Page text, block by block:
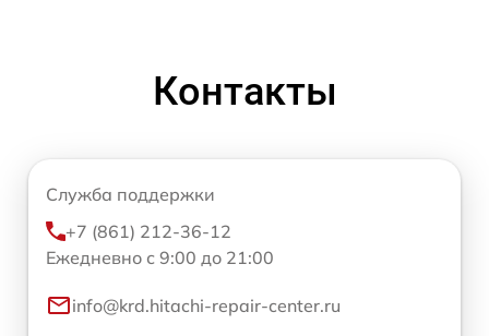
Контакты
Служба поддержки
+7 (861) 212-36-12
Ежедневно с 9:00 до 21:00
info@krd.hitachi-repair-center.ru